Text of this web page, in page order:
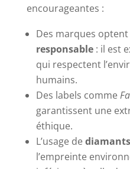
encourageantes :
Des marques
responsable: il est
qui respectent
humains.
Des labels comme
garantissent une
éthique.
L’usage de
l’empreinte